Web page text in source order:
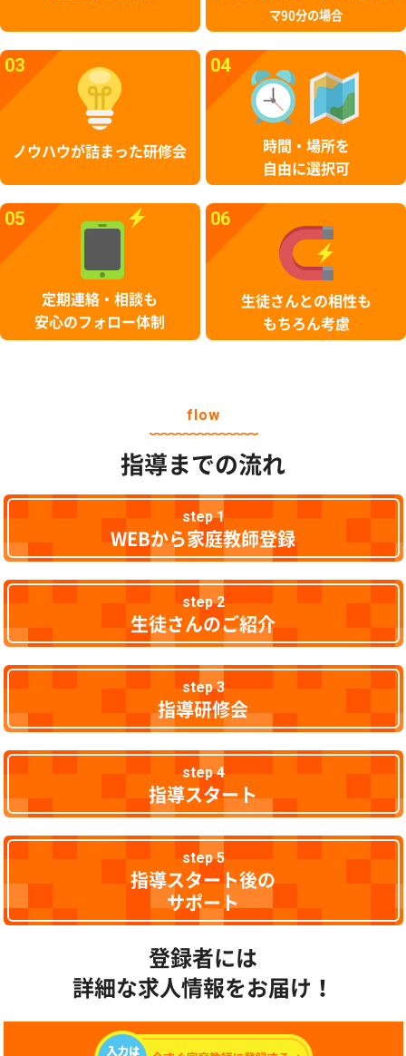
マ90分の場合
03
ノウハウが詰まった研修会
04
時間・場所を
自由に選択可
05
定期連絡・相談も
安心のフォロー体制
06
生徒さんとの相性も
もちろん考慮
flow
指導までの流れ
step 1
WEBから家庭教師登録
step 2
生徒さんのご紹介
step 3
指導研修会
step 4
指導スタート
step 5
指導スタート後の
サポート
登録者には
詳細な求人情報をお届け！